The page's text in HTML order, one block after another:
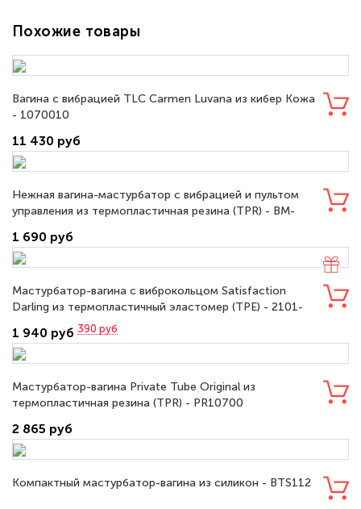
Похожие товары
Вагина с вибрацией TLC Carmen Luvana из кибер Кожа
- 1070010
11 430 руб
Нежная вагина-мастурбатор с вибрацией и пультом
управления из термопластичная резина (TPR) - BM-
1 690 руб
Мастурбатор-вагина с виброкольцом Satisfaction
Darling из термопластичный эластомер (TPE) - 2101-
1 940 руб 390 руб
Мастурбатор-вагина Private Tube Original из
термопластичная резина (TPR) - PR10700
2 865 руб
Компактный мастурбатор-вагина из силикон - BTS112